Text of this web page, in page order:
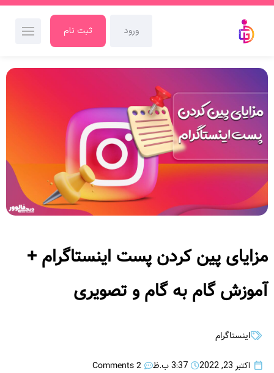
ورود ثبت نام
مزایای پین کردن پست اینستاگرام +
آموزش گام به گام و تصویری
اینستاگرام
اکتبر 23, 2022 3:37 ب.ظ 2 Comments